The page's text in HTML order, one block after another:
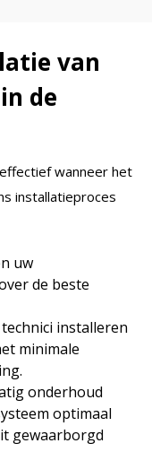
van
de
wanneer het
installatieproces
uw
de beste
installeren
minimale
onderhoud
optimaal
gewaarborgd